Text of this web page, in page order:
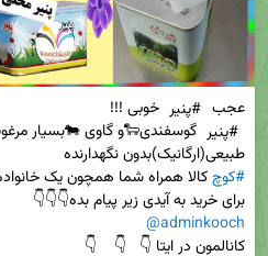
عجب #پنیر خوبی !!!
#پنیر
طبیعی(ارگانیک)بدون نگهدارنده
#کوچ
برای خرید به آیدی زیر پیام بده👇👇👇
@adminkooch
کانالمون در ایتا 👇   👇    👇